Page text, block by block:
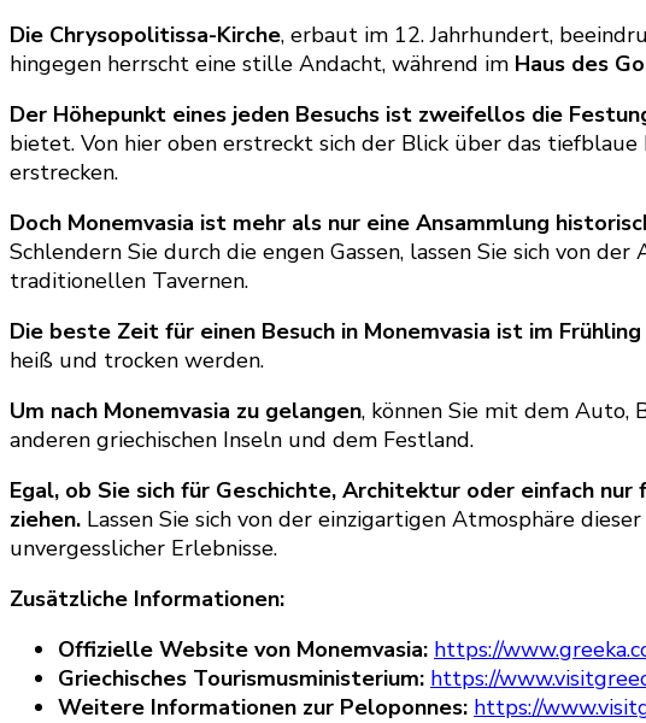
Die Chrysopolitissa-Kirche, erbaut im 12. Jahrhundert,
hingegen herrscht eine stille Andacht, während im Haus des
Der Höhepunkt eines jeden Besuchs ist zweifellos die
bietet. Von hier oben erstreckt sich der Blick über das
erstrecken.
Doch Monemvasia ist mehr als nur eine Ansammlung
Schlendern Sie durch die engen Gassen, lassen Sie sich von
traditionellen Tavernen.
Die beste Zeit für einen Besuch in Monemvasia ist im
heiß und trocken werden.
Um nach Monemvasia zu gelangen, können Sie mit dem Auto,
anderen griechischen Inseln und dem Festland.
Egal, ob Sie sich für Geschichte, Architektur oder einfach
ziehen. Lassen Sie sich von der einzigartigen Atmosphäre
unvergesslicher Erlebnisse.
Zusätzliche Informationen:
Offizielle Website von Monemvasia: https://
Griechisches Tourismusministerium: https://
Weitere Informationen zur Peloponnes: https://